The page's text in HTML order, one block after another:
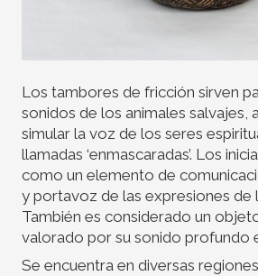
Los tambores de fricción sirven
sonidos de los animales salvajes,
simular la voz de los seres
llamadas ‘enmascaradas’. Los
como un elemento de
y portavoz de las expresiones de
También es considerado un
valorado por su sonido profundo
Se encuentra en diversas